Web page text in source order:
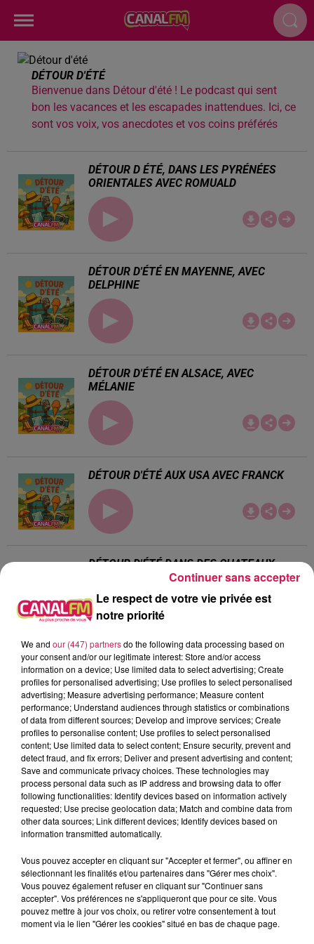
DÉTOUR D'ÉTÉ
Bienvenue dans Détour d'été ! Le podcast qui sent
bon les vacances et les escapades inattendues. Ici, ce
sont vos voix, vos anecdotes et vos coins préférés
DÉTOUR D ÉTÉ, DANS LES PYRÉNÉES
ORIENTALES AVEC ROMUALD
DÉTOUR D'ÉTÉ EN MAYENNE, AVEC
DELPHINE
DÉTOUR D'ÉTÉ EN ALSACE, AVEC
MÉLANIE
DÉTOUR D'ÉTÉ AUX USA AVEC FRANCK
DÉTOUR D'ÉTÉ DANS DES CHATEAUX,
AVEC STÉPHANIE
DÉTOUR D'ÉTÉ À LA BRESSE, AVEC
ROMANE
DÉTOUR D'ÉTÉ DANS LES POUILLES,
AVEC MORGAN
DÉTOUR D'ÉTÉ À NOIRMOUTIERS, AVEC
CORINNE
Le respect de votre vie privée est
notre priorité
We and our (447) partnersdo the following data processing based on
your consent and/or our legitimate interest: Store and/or access
information on a device; Use limited data to select advertising; Create
profiles for personalised advertising; Use profiles to select personalised
advertising; Measure advertising performance; Measure content
performance; Understand audiences through statistics or combinations
of data from different sources; Develop and improve services; Create
profiles to personalise content; Use profiles to select personalised
content; Use limited data to select content; Ensure security, prevent and
detect fraud, and fix errors; Deliver and present advertising and content;
Save and communicate privacy choices. These technologies may
process personal data such as IP address and browsing data to offer
following functionalities: Identify devices based on information actively
requested; Use precise geolocation data; Match and combine data from
other data sources; Link different devices; Identify devices based on
information transmitted automatically.
Vous pouvez accepter en cliquant sur "Accepter et fermer", ou affiner en
sélectionnant les finalités et/ou partenaires dans "Gérer mes choix".
Vous pouvez également refuser en cliquant sur "Continuer sans
accepter". Vos préférences ne s'appliqueront que pour ce site. Vous
pouvez mettre à jour vos choix, ou retirer votre consentement à tout
moment via le lien "Gérer les cookies" situé en bas de chaque page.
Continuer sans accepter